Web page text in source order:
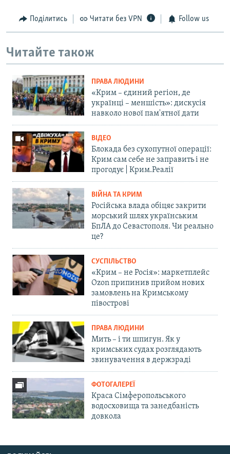
Поділитись Читати без VPN Follow us
Читайте також
ПРАВА ЛЮДИНИ
«Крим – єдиний регіон, де
українці – меншість»: дискусія
навколо нової пам'ятної дати
ВІДЕО
Блокада без сухопутної операції:
Крим сам себе не заправить і не
прогодує | Крим.Реалії
ВІЙНА ТА КРИМ
Російська влада обіцяє закрити
морський шлях українським
БпЛА до Севастополя. Чи реально
це?
СУСПІЛЬСТВО
«Крим – не Росія»: маркетплейс
Ozon припинив прийом нових
замовлень на Кримському
півострові
ПРАВА ЛЮДИНИ
Мить – і ти шпигун. Як у
кримських судах розглядають
звинувачення в держзраді
ФОТОГАЛЕРЕЇ
Краса Сімферопольського
водосховища та занедбаність
довкола